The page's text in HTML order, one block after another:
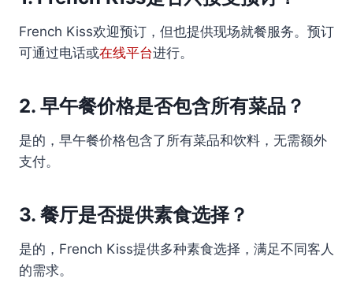
French Kiss欢迎预订，但也提供现场就餐服务。预订
可通过电话或在线平台进行。
2. 早午餐价格是否包含所有菜品？
是的，早午餐价格包含了所有菜品和饮料，无需额外
支付。
3. 餐厅是否提供素食选择？
是的，French Kiss提供多种素食选择，满足不同客人
的需求。